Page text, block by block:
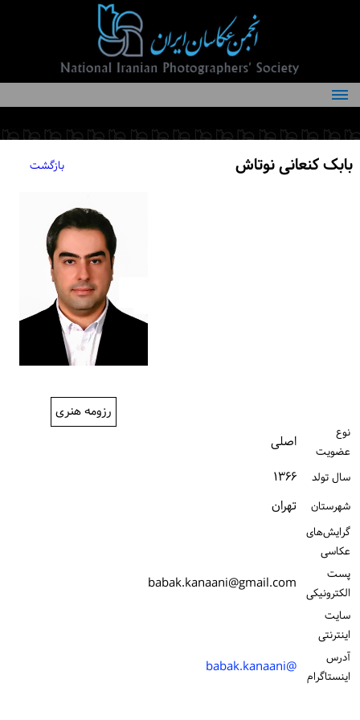
درباره انجمن
کمیته‌های انجمن
اعضاء انجمنبابک کنعانی نوتاش بازگشت
رزومه هنری
نوع
عضویت
اصلی
سال تولد ۱۳۶۶
شهرستان تهران
گرایش‌های
عکاسی
پست
الكترونیكی babak.kanaani@gmail.com
سایت
اینترنتی
آدرس
اینستاگرام @babak.kanaani